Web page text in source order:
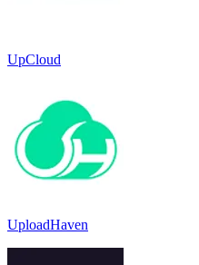
UpCloud
UploadHaven